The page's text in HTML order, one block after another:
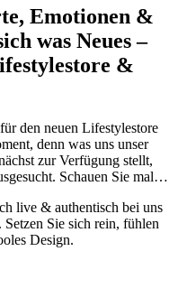
Emotionen &
was Neues –
&
den neuen Lifestylestore
denn was uns unser
zur Verfügung stellt,
Schauen Sie mal…
live & authentisch bei uns
Sie sich rein, fühlen
Design.